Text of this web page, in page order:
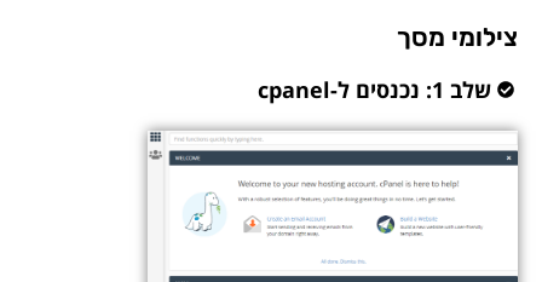
צילומי מסך
שלב 1: נכנסים ל-cpanel